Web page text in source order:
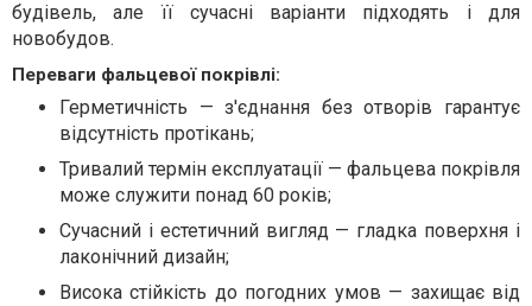
будівель, але її сучасні варіанти підходять і для
новобудов.
Переваги фальцевої покрівлі:
Герметичність — з'єднання без отворів гарантує
відсутність протікань;
Тривалий термін експлуатації — фальцева покрівля
може служити понад 60 років;
Сучасний і естетичний вигляд — гладка поверхня і
лаконічний дизайн;
Висока стійкість до погодних умов — захищає від